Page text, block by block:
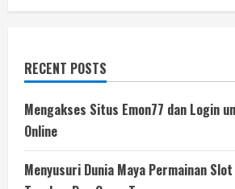
RECENT POSTS
Mengakses Situs Emon77 dan Login
Online
Menyusuri Dunia Maya Permainan